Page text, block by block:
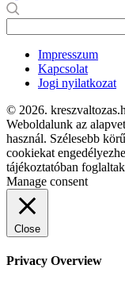
Impresszum
Kapcsolat
Jogi nyilatkozat
© 2026.
Weboldalunk az
használ. Szélesebb
cookiekat
tájékoztatóban
Manage consent
Close
Privacy Overview